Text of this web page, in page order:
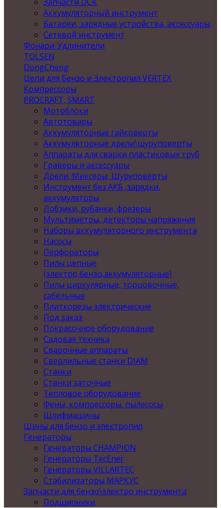
Аккумуляторный инструмент
Батареи, зарядные устройства, аксессуары
Сетевой инструмент
Фонари-Удлинители
TOLSEN
DongCheng
Цепи для Бензо и Электропил VERTEX
Компрессоры
PROCRAFT, SMART
Мотоблоки
Автотовары
Аккумуляторные гайковерты
Аккумуляторные дрели\шуруповерты
Аппараты для сварки пластиковых труб
Граверы и аксессуары
Дрели, Миксеры, Шуруповерты
Инструмент без АКБ ,зарядки,
аккумуляторы
Лобзики, рубанки, фрезеры
Мультиметры, детекторы напряжения
Наборы аккумуляторного инструмента
Насосы
Перфораторы
Пилы цепные
(электро,бензо,аккумуляторные)
Пилы циркулярные, торцовочные,
сабельные
Плиткорезы электрические
Под заказ
Покрасочное оборудование
Садовая техника
Сварочные аппараты
Сверлильные станки DIAM
Станки
Станки заточные
Тепловое оборудование
Фены, компрессоры, пылесосы
Шлифмашины
Шины для бензо и электропил
Генераторы
Генераторы CHAMPION
Генераторы TecEner
Генераторы VILLARTEC
Стабилизаторы МАРКУС
Запчасти для бензо\электро инструмента
Подшипники